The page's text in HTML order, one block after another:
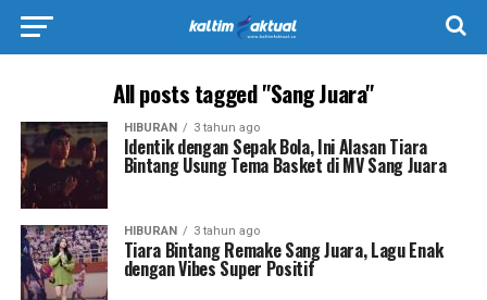
All posts tagged "Sang Juara"
HIBURAN 3 tahun ago
Identik dengan Sepak Bola, Ini Alasan Tiara
Bintang Usung Tema Basket di MV Sang Juara
HIBURAN 3 tahun ago
Tiara Bintang Remake Sang Juara, Lagu Enak
dengan Vibes Super Positif